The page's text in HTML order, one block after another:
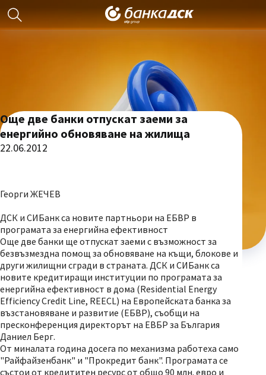
Още две банки отпускат заеми за
енергийно обновяване на жилища
22.06.2012
Георги ЖЕЧЕВ
ДСК и СИБанк са новите партньори на ЕБВР в
програмата за енергийна ефективност
Още две банки ще отпускат заеми с възможност за
безвъзмездна помощ за обновяване на къщи, блокове и
други жилищни сгради в страната. ДСК и СИБанк са
новите кредитиращи институции по програмата за
енергийна ефективност в дома (Residential Energy
Efficiency Credit Line, REECL) на Европейската банка за
възстановяване и развитие (ЕБВР), съобщи на
пресконференция директорът на ЕВБР за България
Даниел Берг.
От миналата година досега по механизма работеха само
"Райфайзенбанк" и "Прокредит банк". Програмата се
състои от кредититен ресурс от общо 90 млн. евро и